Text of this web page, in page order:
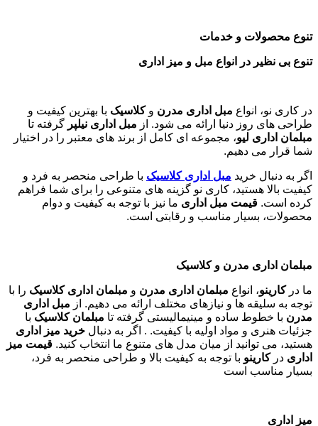
تنوع محصولات و خدمات
تنوع بی نظیر در انواع مبل و میز اداری
در کاری نو، انواع مبل اداری مدرن وکلاسیک با بهترین کیفیت و
طراحی های روز دنیا ارائه می شود. از مبل اداری نیلپر گرفته تا
مبلمان اداری لیو، مجموعه ای کامل از برند های معتبر را در اختیار
شما قرار می دهیم.
اگر به دنبال خرید مبل اداری کلاسیک با طراحی منحصر به فرد و
کیفیت بالا هستید، کاری نو گزینه های متنوعی را برای شما فراهم
کرده است. قیمت مبل اداری ما نیز با توجه به کیفیت و دوام
محصولات، بسیار مناسب و رقابتی است.
مبلمان اداری مدرن و کلاسیک
ما درکارینو، انواع مبلمان اداری مدرن و مبلمان اداری کلاسیک را با
توجه به سلیقه ها و نیازهای مختلف ارائه می دهیم. از مبل اداری
مدرن با خطوط ساده و مینیمالیستی گرفته تا مبلمان کلاسیک با
جزئیات هنری و مواد اولیه با کیفیت. . اگر به دنبال خرید میز اداری
هستید، می توانید از میان مدل های متنوع ما انتخاب کنید. قیمت میز
اداری درکارینو با توجه به کیفیت بالا و طراحی منحصر به فرد،
بسیار مناسب است
میز اداری